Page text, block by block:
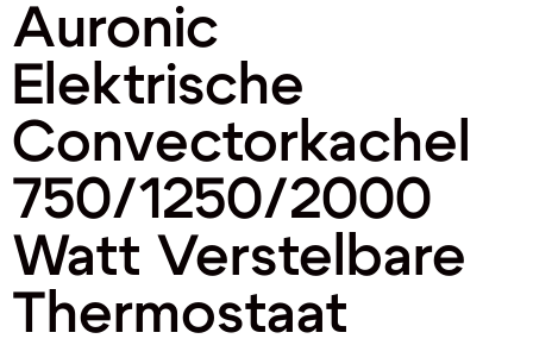
Auronic
Elektrische
Convectorkachel
750/1250/2000
Watt Verstelbare
Thermostaat